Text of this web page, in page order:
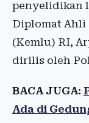
penyelidikan
Diplomat Ahli
(Kemlu) RI,
dirilis oleh
BACA JUGA:
Ada di